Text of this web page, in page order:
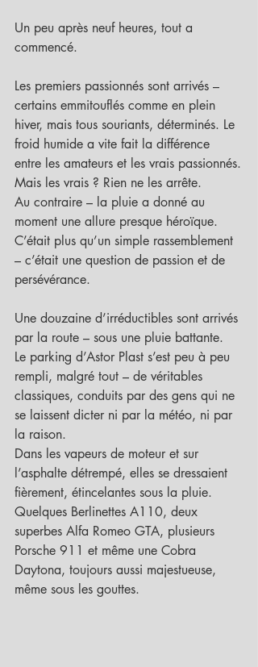
Un peu après neuf heures, tout a
commencé.
Les premiers passionnés sont arrivés –
certains emmitouflés comme en plein
hiver, mais tous souriants, déterminés. Le
froid humide a vite fait la différence
entre les amateurs et les vrais passionnés.
Mais les vrais ? Rien ne les arrête.
Au contraire – la pluie a donné au
moment une allure presque héroïque.
C’était plus qu’un simple rassemblement
– c’était une question de passion et de
persévérance.
Une douzaine d’irréductibles sont arrivés
par la route – sous une pluie battante.
Le parking d’Astor Plast s’est peu à peu
rempli, malgré tout – de véritables
classiques, conduits par des gens qui ne
se laissent dicter ni par la météo, ni par
la raison.
Dans les vapeurs de moteur et sur
l’asphalte détrempé, elles se dressaient
fièrement, étincelantes sous la pluie.
Quelques Berlinettes A110, deux
superbes Alfa Romeo GTA, plusieurs
Porsche 911 et même une Cobra
Daytona, toujours aussi majestueuse,
même sous les gouttes.